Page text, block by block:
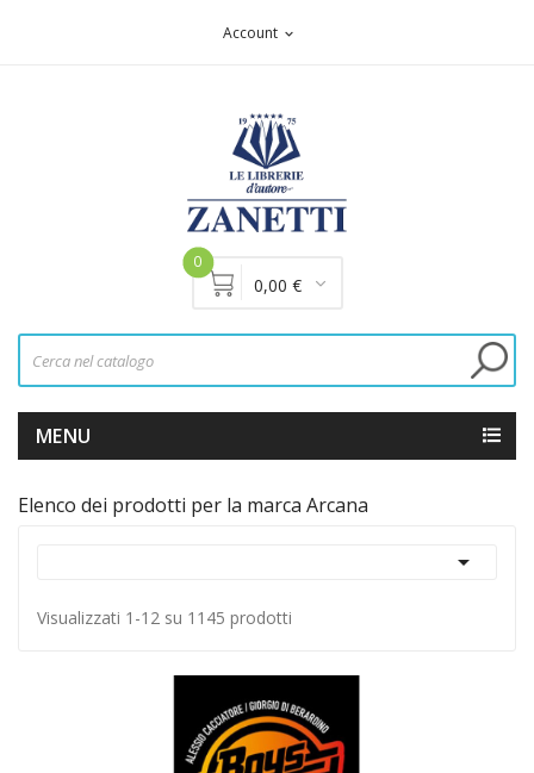
Account expand_more
0
0,00 €
MENU
Elenco dei prodotti per la marca Arcana

Visualizzati 1-12 su 1145 prodotti